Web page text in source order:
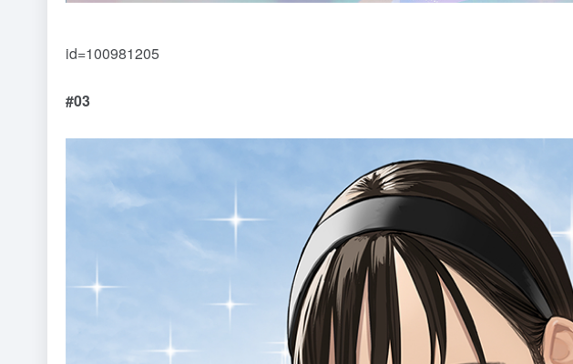
id=100981205
#03